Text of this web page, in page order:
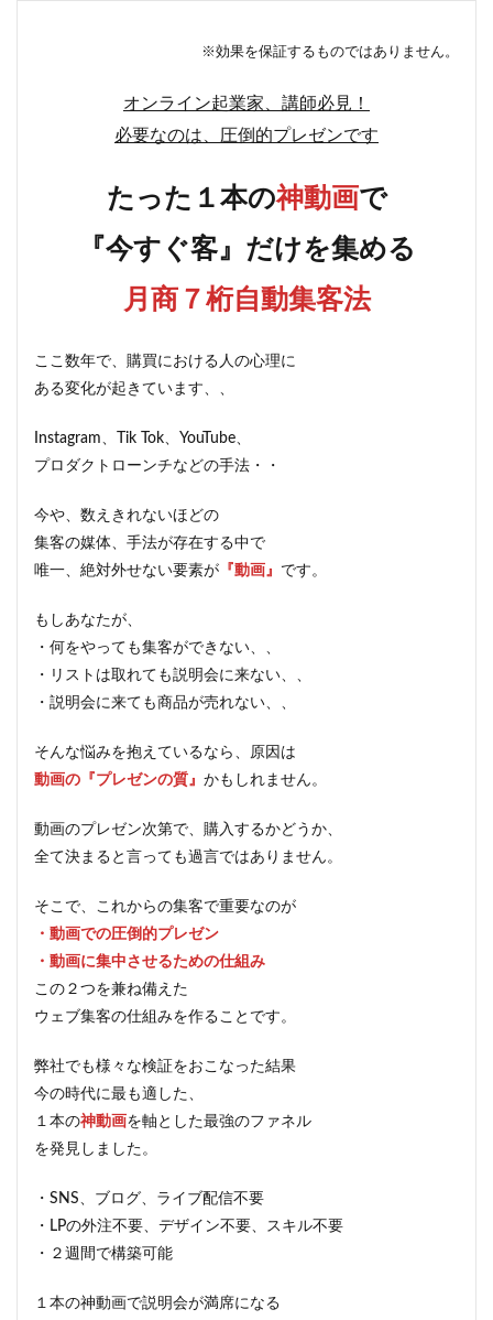
※効果を保証するものではありません。
オンライン起業家、講師必見！
必要なのは、圧倒的プレゼンです
たった１本の神動画で
『今すぐ客』だけを集める
月商７桁自動集客法
ここ数年で、購買における人の心理に
ある変化が起きています、、
Instagram、Tik Tok、YouTube、
プロダクトローンチなどの手法・・
今や、数えきれないほどの
集客の媒体、手法が存在する中で
唯一、絶対外せない要素が 『動画』 です。
もしあなたが、
・何をやっても集客ができない、、
・リストは取れても説明会に来ない、、
・説明会に来ても商品が売れない、、
そんな悩みを抱えているなら、原因は
動画の『プレゼンの質』 かもしれません。
動画のプレゼン次第で、購入するかどうか、
全て決まると言っても過言ではありません。
そこで、これからの集客で重要なのが
・動画での圧倒的プレゼン
・動画に集中させるための仕組み
この２つを兼ね備えた
ウェブ集客の仕組みを作ることです。
弊社でも様々な検証をおこなった結果
今の時代に最も適した、
１本の神動画を軸とした最強のファネル
を発見しました。
・SNS、ブログ、ライブ配信不要
・LPの外注不要、デザイン不要、スキル不要
・２週間で構築可能
１本の神動画で説明会が満席になる